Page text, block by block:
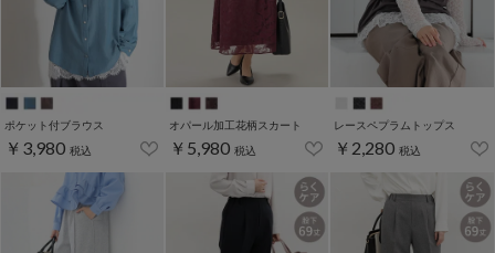
ポケット付ブラウス
￥3,980 税込
オパール加工花柄スカート
￥5,980 税込
レースペプラムトップス
￥2,280 税込